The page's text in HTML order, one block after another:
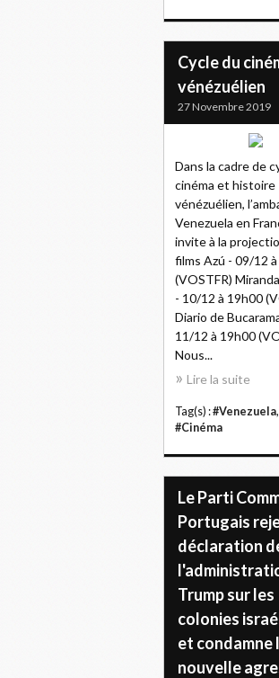
Cycle du
vénézuélien
27 Novembre 2019
Dans la cadre de
cinéma et histoire
vénézuélien,
Venezuela en
invite à la
films Azú - 09/12
(VOSTFR)
- 10/12 à 19h00
Diario de
11/12 à 19h00
Nous...
Lire la suite
Tag(s) :#Venezuela,
#Cinéma
Le Parti
Portugais
déclaration
Trump sur les
colonies
et condamne
nouvelle